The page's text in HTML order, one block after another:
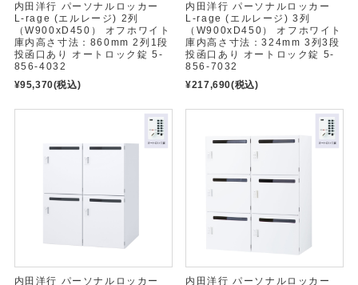
内田洋行 パーソナルロッカー
L-rage (エルレージ) 2列
（W900xD450） オフホワイト
庫内高さ寸法：860mm 2列1段
投函口あり オートロック錠 5-
856-4032
¥95,370(税込)
内田洋行 パーソナルロッカー
L-rage (エルレージ) 3列
（W900xD450） オフホワイト
庫内高さ寸法：324mm 3列3段
投函口あり オートロック錠 5-
856-7032
¥217,690(税込)
内田洋行 パーソナルロッカー
内田洋行 パーソナルロッカー